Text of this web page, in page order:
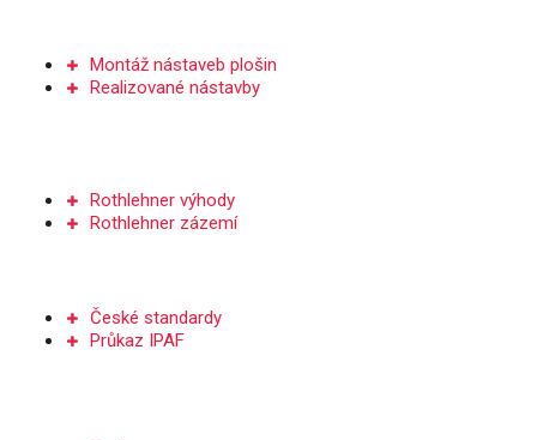
Montáž nástaveb plošin
Realizované nástavby
Rothlehner výhody
Rothlehner zázemí
České standardy
Průkaz IPAF